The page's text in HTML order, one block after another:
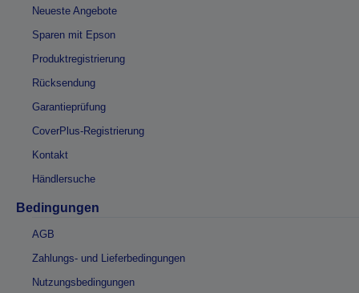
Neueste Angebote
Sparen mit Epson
Produktregistrierung
Rücksendung
Garantieprüfung
CoverPlus-Registrierung
Kontakt
Händlersuche
Bedingungen
AGB
Zahlungs- und Lieferbedingungen
Nutzungsbedingungen